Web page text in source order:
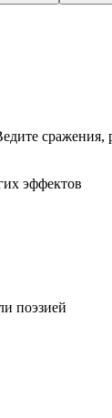
сражения,
эффектов
поэзией